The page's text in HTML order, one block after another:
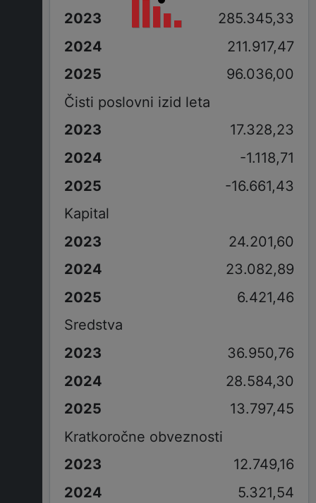
285.345,33
211.917,47
96.036,00
Čisti poslovni izid leta
17.328,23
-1.118,71
-16.661,43
Kapital
24.201,60
23.082,89
6.421,46
Sredstva
36.950,76
28.584,30
13.797,45
Kratkoročne obveznosti
12.749,16
5.321,54